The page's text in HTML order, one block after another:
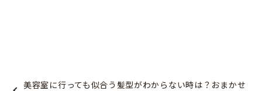
美容室に行っても似合う髪型がわからない時は？おまかせ